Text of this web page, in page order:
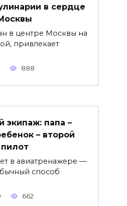
в сердце
в центре Москвы на
привлекает
888
экипаж: папа –
– второй
пилот
в авиатренажере —
способ
662